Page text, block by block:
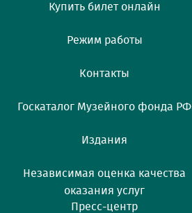
Купить билет онлайн
Режим работы
Контакты
Госкаталог Музейного фонда РФ
Издания
Независимая оценка качества
оказания услуг
Пресс-центр